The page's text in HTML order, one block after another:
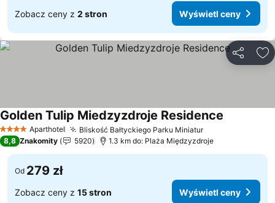
Zobacz ceny z 2 stron Wyświetl ceny
4 KategoriaAparthotel Bliskość Bałtyckiego Parku Miniatur
Golden Tulip Miedzyzdroje Residence
8,8 Znakomity 5920 1.3 km do: Plaża Międzyzdroje
Od 279 zł
Zobacz ceny z 15 stron Wyświetl ceny